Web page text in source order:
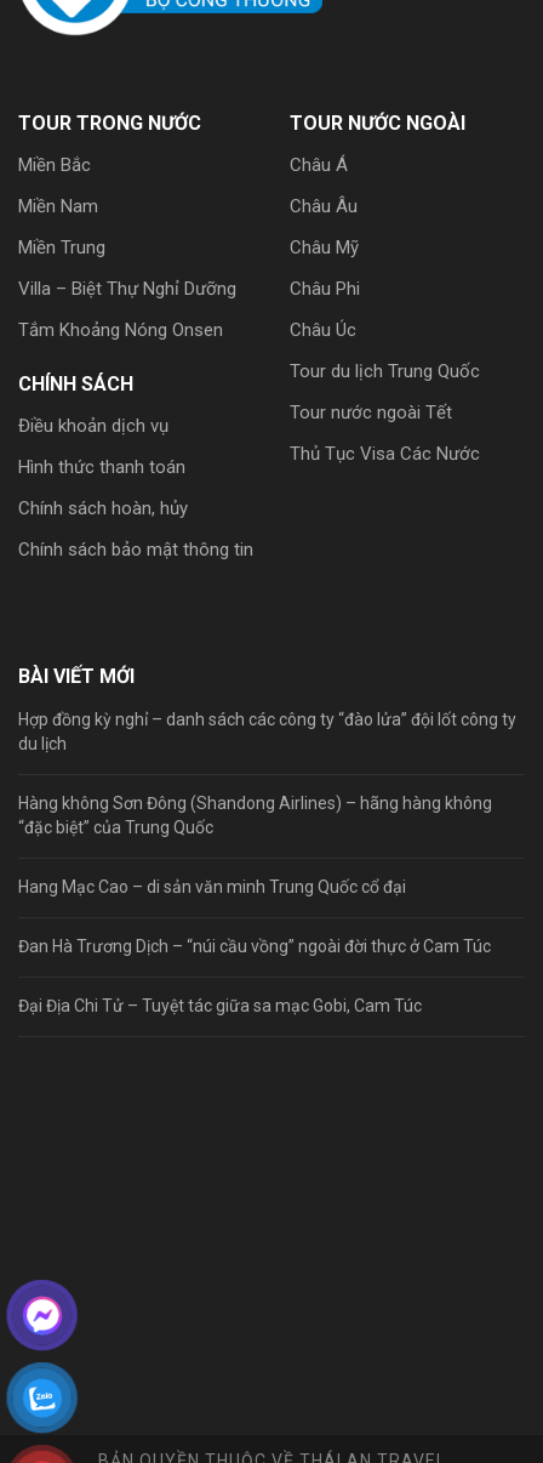
TOUR TRONG NƯỚC
Miền Bắc
Miền Nam
Miền Trung
Villa – Biệt Thự Nghỉ Dưỡng
Tắm Khoảng Nóng Onsen
CHÍNH SÁCH
Điều khoản dịch vụ
Hình thức thanh toán
Chính sách hoàn, hủy
Chính sách bảo mật thông tin
TOUR NƯỚC NGOÀI
Châu Á
Châu Âu
Châu Mỹ
Châu Phi
Châu Úc
Tour du lịch Trung Quốc
Tour nước ngoài Tết
Thủ Tục Visa Các Nước
BÀI VIẾT MỚI
Hợp đồng kỳ nghỉ – danh sách các công ty “đào lửa” đội lốt công ty
du lịch
Hàng không Sơn Đông (Shandong Airlines) – hãng hàng không
“đặc biệt” của Trung Quốc
Hang Mạc Cao – di sản văn minh Trung Quốc cổ đại
Đan Hà Trương Dịch – “núi cầu vồng” ngoài đời thực ở Cam Túc
Đại Địa Chi Tử – Tuyệt tác giữa sa mạc Gobi, Cam Túc